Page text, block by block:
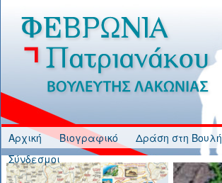
Αρχική Βιογραφικό Δράση στη Βουλή
Σύνδεσμοι